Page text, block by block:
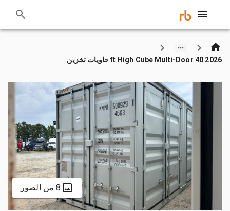
2026 40 ft High Cube Multi-Door حاويات تخزين
8 من الصور